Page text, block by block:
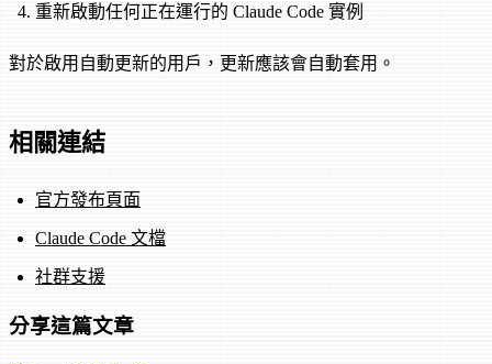
重新啟動任何正在運行的 Claude Code 實例
對於啟用自動更新的用戶，更新應該會自動套用。
相關連結
官方發布頁面
Claude Code 文檔
社群支援
分享這篇文章